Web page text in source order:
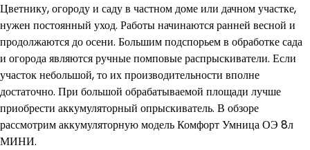
Цветнику, огороду и саду в частном доме или дачном участке,
нужен постоянный уход. Работы начинаются ранней весной и
продолжаются до осени. Большим подспорьем в обработке сада
и огорода являются ручные помповые распрыскиватели. Если
участок небольшой, то их производительности вполне
достаточно. При большой обрабатываемой площади лучше
приобрести аккумуляторный опрыскиватель. В обзоре
рассмотрим аккумуляторную модель Комфорт Умница ОЭ 8л
МИНИ.